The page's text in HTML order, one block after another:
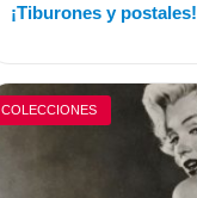
¡Tiburones y postales!
COLECCIONES